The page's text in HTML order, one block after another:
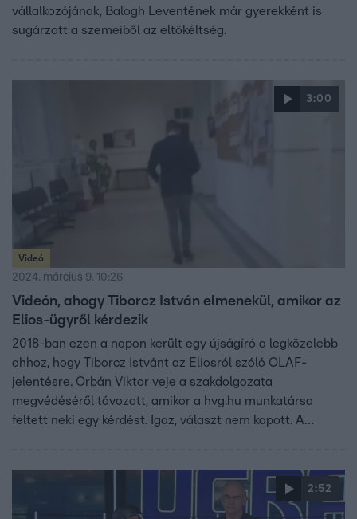
vállalkozójának, Balogh Leventének már gyerekként is
sugárzott a szemeiből az eltökéltség.
3:00
Videó
2024. március 9. 10:26
Videón, ahogy Tiborcz István elmenekül, amikor az
Elios-ügyről kérdezik
2018-ban ezen a napon került egy újságíró a legközelebb
ahhoz, hogy Tiborcz Istvánt az Eliosról szóló OLAF-
jelentésre. Orbán Viktor veje a szakdolgozata
megvédéséről távozott, amikor a hvg.hu munkatársa
feltett neki egy kérdést. Igaz, választ nem kapott. A
2:52